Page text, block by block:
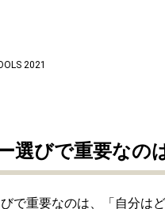
2021
選びで重要なの
で重要なのは、「自分は